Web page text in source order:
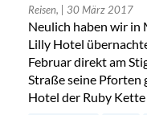
Reisen, | 30 März 2017
Neulich haben wir in
Lilly Hotel
Februar direkt am
Straße seine Pforten
Hotel der Ruby